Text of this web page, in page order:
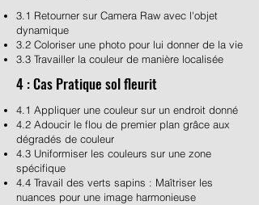
3.1 Retourner sur Camera Raw avec l'objet
dynamique
3.2 Coloriser une photo pour lui donner de la vie
3.3 Travailler la couleur de manière localisée
4 : Cas Pratique sol fleurit
4.1 Appliquer une couleur sur un endroit donné
4.2 Adoucir le flou de premier plan grâce aux
dégradés de couleur
4.3 Uniformiser les couleurs sur une zone
spécifique
4.4 Travail des verts sapins : Maîtriser les
nuances pour une image harmonieuse